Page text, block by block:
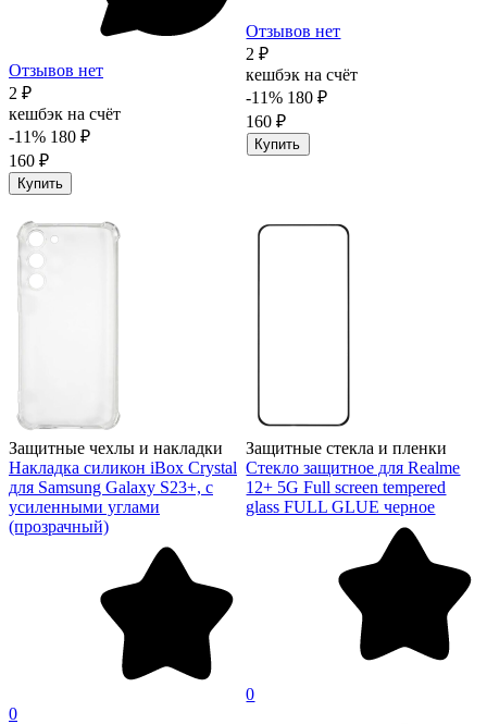
Отзывов нет
2 ₽
кешбэк на счёт
-11% 180 ₽
160 ₽
Купить
Отзывов нет
2 ₽
кешбэк на счёт
-11% 180 ₽
160 ₽
Купить
Защитные чехлы и накладки
Накладка силикон iBox Crystal
для Samsung Galaxy S23+, с
усиленными углами
(прозрачный)
0
Защитные стекла и пленки
Стекло защитное для Realme
12+ 5G Full screen tempered
glass FULL GLUE черное
0